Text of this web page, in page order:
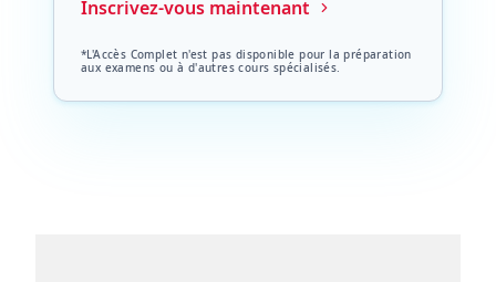
Inscrivez-vous maintenant
*L'Accès Complet n'est pas disponible pour la préparation
aux examens ou à d'autres cours spécialisés.